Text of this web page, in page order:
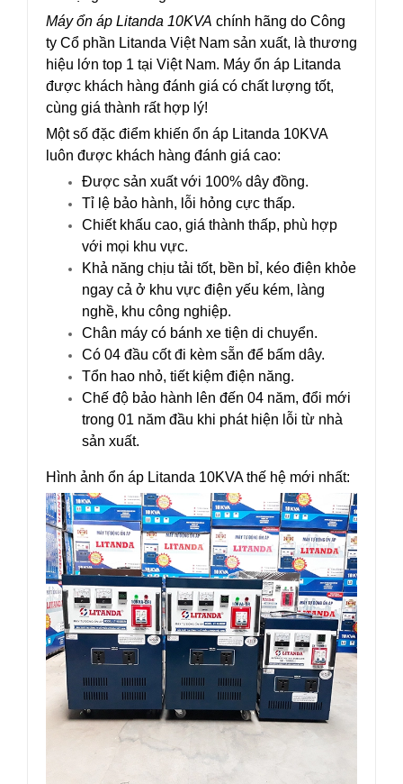
Máy ổn áp Litanda 10KVA chính hãng do Công
ty Cổ phần Litanda Việt Nam sản xuất, là thương
hiệu lớn top 1 tại Việt Nam. Máy ổn áp Litanda
được khách hàng đánh giá có chất lượng tốt,
cùng giá thành rất hợp lý!
Một số đặc điểm khiến ổn áp Litanda 10KVA
luôn được khách hàng đánh giá cao:
Được sản xuất với 100% dây đồng.
Tỉ lệ bảo hành, lỗi hỏng cực thấp.
Chiết khấu cao, giá thành thấp, phù hợp
với mọi khu vực.
Khả năng chịu tải tốt, bền bỉ, kéo điện khỏe
ngay cả ở khu vực điện yếu kém, làng
nghề, khu công nghiệp.
Chân máy có bánh xe tiện di chuyển.
Có 04 đầu cốt đi kèm sẵn để bấm dây.
Tổn hao nhỏ, tiết kiệm điện năng.
Chế độ bảo hành lên đến 04 năm, đổi mới
trong 01 năm đầu khi phát hiện lỗi từ nhà
sản xuất.
Hình ảnh ổn áp Litanda 10KVA thế hệ mới nhất: